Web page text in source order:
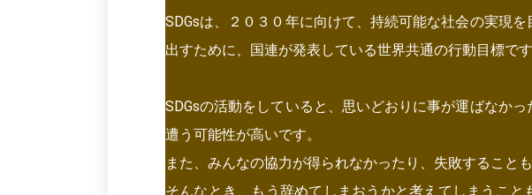
SDGsは、２０３０年に向けて、持続可能な社会の実現
出すために、国連が発表している世界共通の行動目標です
SDGsの活動をしていると、思いどおりに事が運ばなか
遭う可能性が高いです。
また、みんなの協力が得られなかったり、失敗すること
そんなとき、もう辞めてしまおうかと考えてしまうこと